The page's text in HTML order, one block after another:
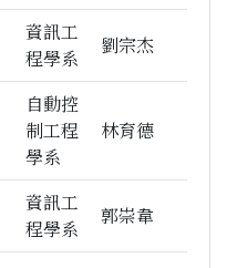
資訊工
程學系
劉宗杰
自動控
制工程
學系
林育德
資訊工
程學系
郭崇韋